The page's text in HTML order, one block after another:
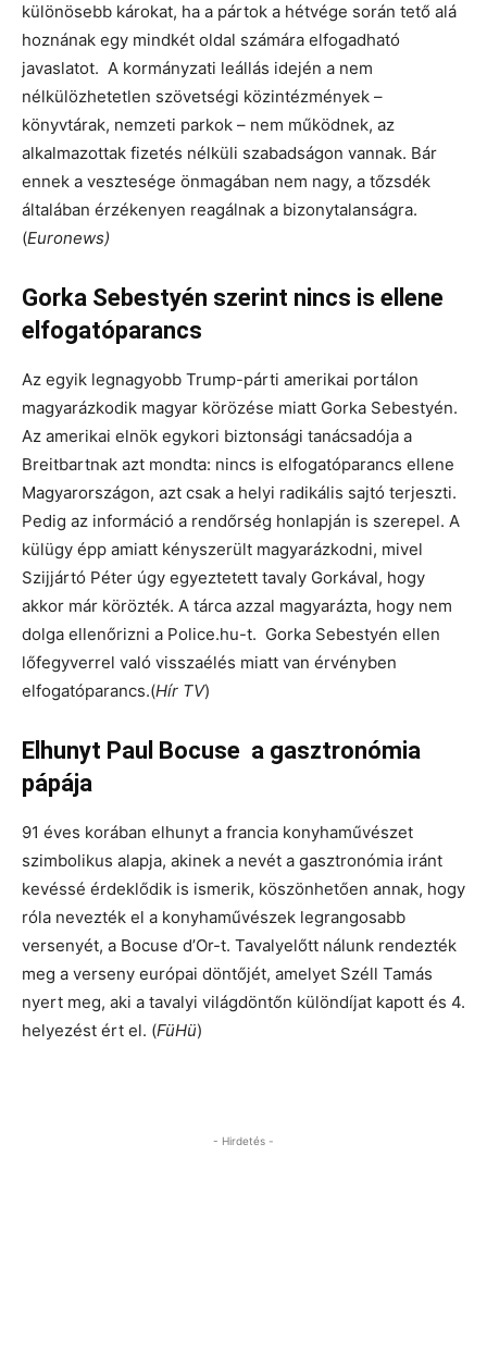
különösebb károkat, ha a pártok a hétvége során tető alá
hoznának egy mindkét oldal számára elfogadható
javaslatot. A kormányzati leállás idején a nem
nélkülözhetetlen szövetségi közintézmények –
könyvtárak, nemzeti parkok – nem működnek, az
alkalmazottak fizetés nélküli szabadságon vannak. Bár
ennek a vesztesége önmagában nem nagy, a tőzsdék
általában érzékenyen reagálnak a bizonytalanságra.
(Euronews)
Gorka Sebestyén szerint nincs is ellene
elfogatóparancs
Az egyik legnagyobb Trump-párti amerikai portálon
magyarázkodik magyar körözése miatt Gorka Sebestyén.
Az amerikai elnök egykori biztonsági tanácsadója a
Breitbartnak azt mondta: nincs is elfogatóparancs ellene
Magyarországon, azt csak a helyi radikális sajtó terjeszti.
Pedig az információ a rendőrség honlapján is szerepel. A
külügy épp amiatt kényszerült magyarázkodni, mivel
Szijjártó Péter úgy egyeztetett tavaly Gorkával, hogy
akkor már körözték. A tárca azzal magyarázta, hogy nem
dolga ellenőrizni a Police.hu-t. Gorka Sebestyén ellen
lőfegyverrel való visszaélés miatt van érvényben
elfogatóparancs.(Hír TV)
Elhunyt Paul Bocuse a gasztronómia
pápája
91 éves korában elhunyt a francia konyhaművészet
szimbolikus alapja, akinek a nevét a gasztronómia iránt
kevéssé érdeklődik is ismerik, köszönhetően annak, hogy
róla nevezték el a konyhaművészek legrangosabb
versenyét, a Bocuse d’Or-t. Tavalyelőtt nálunk rendezték
meg a verseny európai döntőjét, amelyet Széll Tamás
nyert meg, aki a tavalyi világdöntőn különdíjat kapott és 4.
helyezést ért el. (FüHü)
- Hirdetés -